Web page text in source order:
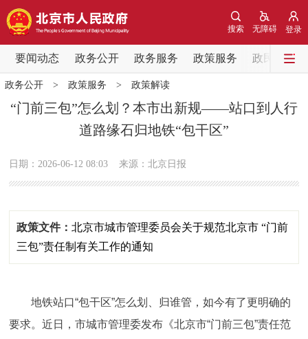
登录
无障碍
搜索
要闻动态 政务公开 政务服务 政策服务 政民互动
要闻动态
党中央精神 国务院信息
会议信息
市领导 机构职能
决策公开 专题公开
政务公开> 政策服务 > 政策解读
“门前三包”怎么划？本市出新规——站口到人行
道路缘石归地铁“包干区”
日期：2026-06-12 08:03 来源：北京日报
政策文件：北京市城市管理委员会关于规范北京市 “门前
三包”责任制有关工作的通知
地铁站口“包干区”怎么划、归谁管，如今有了更明确的
要求。近日，市城市管理委发布《北京市“门前三包”责任范